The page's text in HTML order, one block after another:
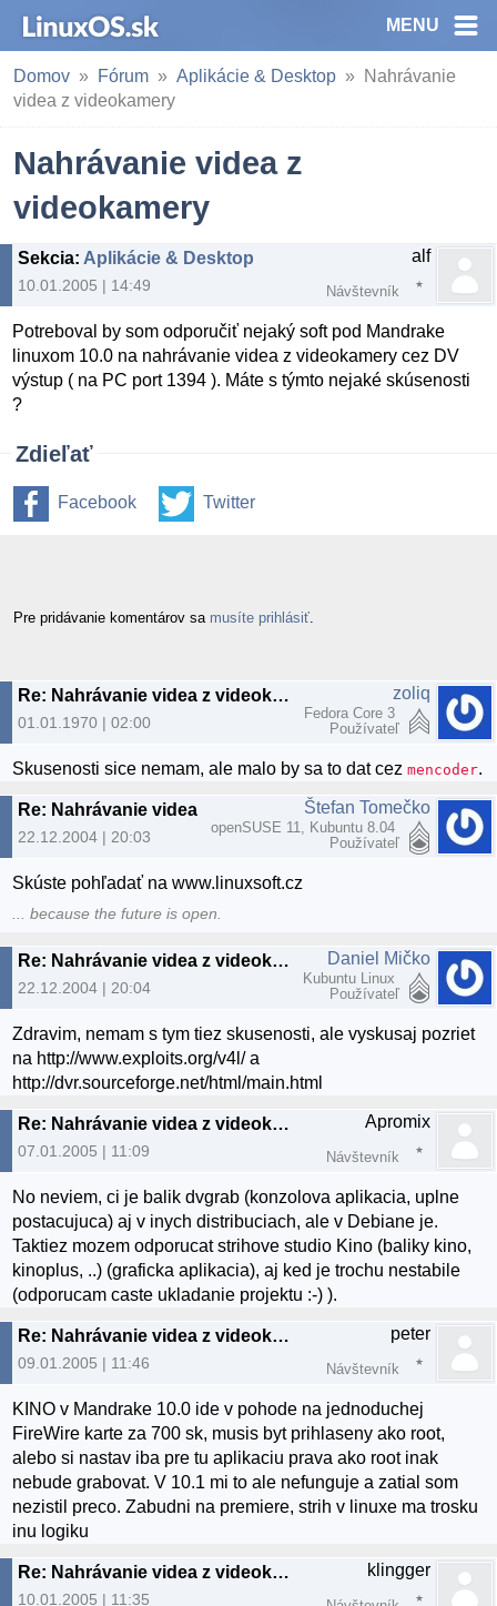
MENU
Domov Fórum Aplikácie & Desktop
Nahrávanie
videa z videokamery
Nahrávanie videa z
videokamery
Sekcia: Aplikácie & Desktop
10.01.2005 | 14:49
alf
Návštevník
Potreboval by som odporučiť nejaký soft pod Mandrake
linuxom 10.0 na nahrávanie videa z videokamery cez DV
výstup ( na PC port 1394 ). Máte s týmto nejaké skúsenosti
?
Zdieľať
Facebook Twitter
Pre pridávanie komentárov sa musíte prihlásiť
Re: Nahrávanie videa z videokamery
01.01.1970 | 02:00
zoliq
Fedora Core 3
Používateľ
Skusenosti sice nemam, ale malo by sa to dat cezmencoder.
22.12.2004 | 20:03
Štefan Tomečko
openSUSE 11, Kubuntu 8.04
Používateľ
Skúste pohľadať na www.linuxsoft.cz
... because the future is open.
Re: Nahrávanie videa z videokamery
22.12.2004 | 20:04
Daniel Mičko
Kubuntu Linux
Používateľ
Zdravim, nemam s tym tiez skusenosti, ale vyskusaj pozriet
na http://www.exploits.org/v4l/ a
http://dvr.sourceforge.net/html/main.html
Re: Nahrávanie videa z videokamery
07.01.2005 | 11:09
Apromix
Návštevník
No neviem, ci je balik dvgrab (konzolova aplikacia, uplne
postacujuca) aj v inych distribuciach, ale v Debiane je.
Taktiez mozem odporucat strihove studio Kino (baliky kino,
kinoplus, ..) (graficka aplikacia), aj ked je trochu nestabile
(odporucam caste ukladanie projektu :-) ).
Re: Nahrávanie videa z videokamery
09.01.2005 | 11:46
peter
Návštevník
KINO v Mandrake 10.0 ide v pohode na jednoduchej
FireWire karte za 700 sk, musis byt prihlaseny ako root,
alebo si nastav iba pre tu aplikaciu prava ako root inak
nebude grabovat. V 10.1 mi to ale nefunguje a zatial som
nezistil preco. Zabudni na premiere, strih v linuxe ma trosku
inu logiku
Re: Nahrávanie videa z videokamery
10.01.2005 | 11:35
klingger